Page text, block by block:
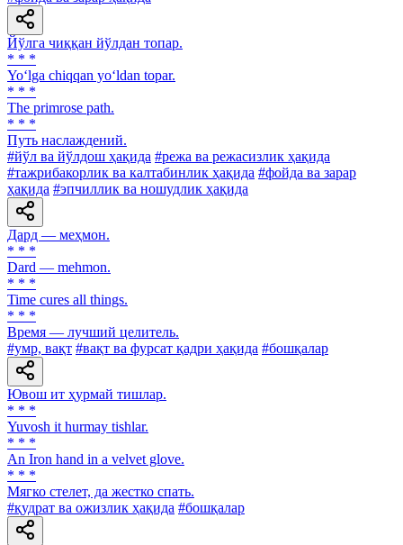
Йўлга чиққан йўлдан топар.
* * *
Yo‘lga chiqqan yo‘ldan topar.
* * *
The primrose path.
* * *
Путь наслаждений.
#йўл ва йўлдош ҳақида #режа ва режасизлик ҳақида
#тажрибакорлик ва калтабинлик ҳақида #фойда ва зарар
ҳақида #эпчиллик ва ношудлик ҳақида
Дард — меҳмон.
* * *
Dard — mehmon.
* * *
Time cures all things.
* * *
Время — лучший целитель.
#умр, вақт #вақт ва фурсат қадри ҳақида #бошқалар
Ювош ит ҳурмай тишлар.
* * *
Yuvosh it hurmay tishlar.
* * *
An Iron hand in a velvet glove.
* * *
Мягко стелет, да жестко спать.
#қудрат ва ожизлик ҳақида #бошқалар